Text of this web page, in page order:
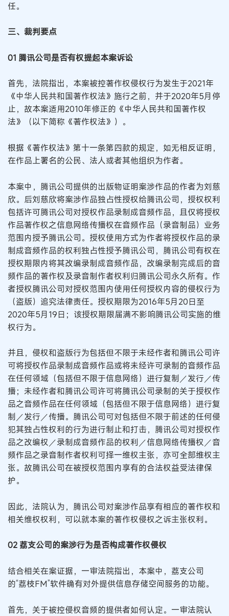
任。
三、裁判要点
01 腾讯公司是否有权提起本案诉讼
首先，法院指出，本案被控著作权侵权行为发生于2021年
《中华人民共和国著作权法》施行之前，并于2020年5月停
止，故本案适用2010年修正的《中华人民共和国著作权
法》（以下简称《著作权法》）。
根据《著作权法》第十一条第四款的规定，如无相反证明，
在作品上署名的公民、法人或者其他组织为作者。
本案中，腾讯公司提供的出版物证明案涉作品的作者为刘慈
欣。后刘慈欣将案涉作品独占性授权给腾讯公司，授权权利
包括许可腾讯公司对授权作品录制成音频作品，且仅将授权
作品著作权之信息网络传播权在音频作品（录音制品）业务
范围内授予腾讯公司。授权使用方式为作者将授权作品的录
制成音频作品的权利独占性授予腾讯公司，腾讯公司有权在
授权期限内将其改编录制成音频作品，改编录制完成后的音
频作品的著作权及录音制作者权利归腾讯公司永久所有。作
者授权腾讯公司对授权范围内使用任何授权内容的侵权行为
（盗版）追究法律责任。授权期限为2016年5月20日至
2020年5月19日；该授权期限届满不影响腾讯公司实施的维
权行为。
并且，侵权和盗版行为包括但不限于未经作者和腾讯公司许
可将授权作品录制成音频作品或将未经许可录制的音频作品
在任何领域（包括但不限于信息网络）进行复制／发行／传
播；未经作者和腾讯公司许可将腾讯公司录制的关于授权作
品之音频作品在任何领域（包括但不限于信息网络）进行复
制／发行／传播。腾讯公司可对包括但不限于前述的任何侵
犯其独占性权利的行为进行制止和打击，腾讯公司对授权作
品之改编权／录制成音频作品的权利／信息网络传播权／音
频作品之录音制作者权利可择一维权主张，亦可全部维权主
张。故腾讯公司在被授权范围内享有的合法权益受法律保
护。
因此，法院认为，腾讯公司对案涉作品享有相应的著作权和
相关维权权利，可以就本案的著作权侵权之诉主张权利。
02 荔支公司的案涉行为是否构成著作权侵权
结合相关在案证据，一审法院指出，本案中，荔支公司
的“荔枝FM”软件确有对外提供信息存储空间服务的功能。
首先，关于被控侵权音频的提供者如何认定。一审法院认